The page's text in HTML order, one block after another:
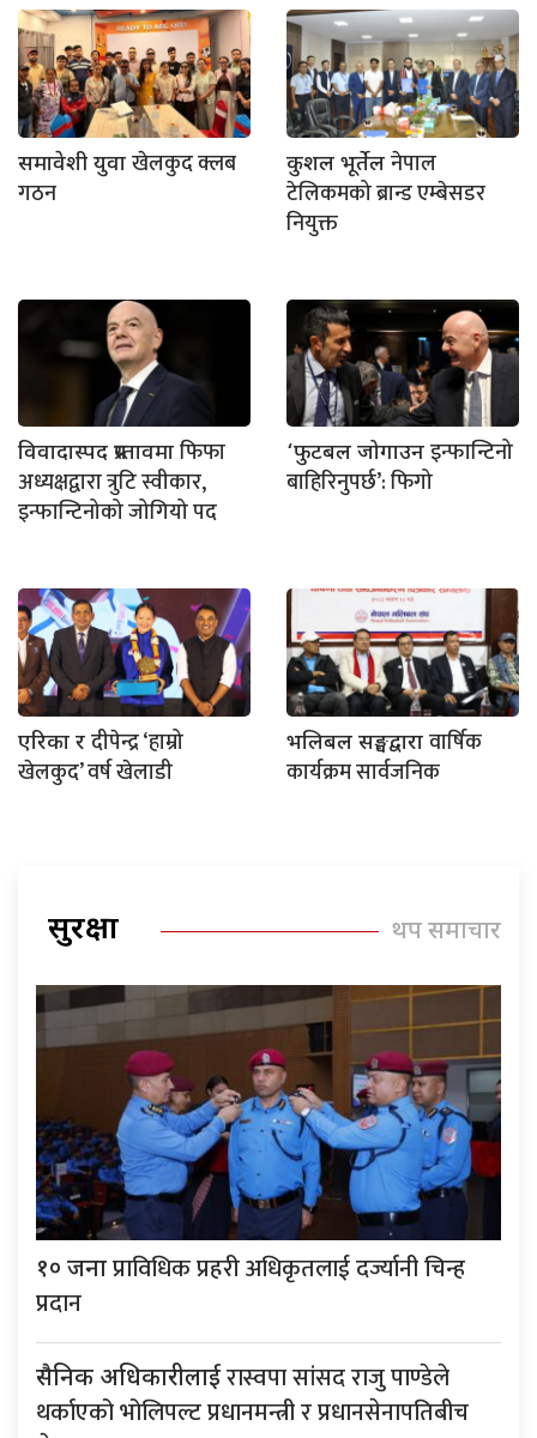
समावेशी युवा खेलकुद क्लब
गठन
कुशल भूर्तेल नेपाल
टेलिकमको ब्रान्ड एम्बेसडर
नियुक्त
विवादास्पद प्रस्तावमा फिफा
अध्यक्षद्वारा त्रुटि स्वीकार,
इन्फान्टिनोको जोगियो पद
‘फुटबल जोगाउन इन्फान्टिनो
बाहिरिनुपर्छ’: फिगो
एरिका र दीपेन्द्र ‘हाम्रो
खेलकुद’ वर्ष खेलाडी
भलिबल सङ्घद्वारा वार्षिक
कार्यक्रम सार्वजनिक
सुरक्षा थप समाचार
१० जनाप्राविधिक प्रहरी अधिकृतलाई दर्ज्यानी चिन्ह
प्रदान
सैनिक अधिकारीलाईरास्वपा सांसद राजु पाण्डेले
थर्काएको भोलिपल्ट प्रधानमन्त्री र प्रधानसेनापतिबीच